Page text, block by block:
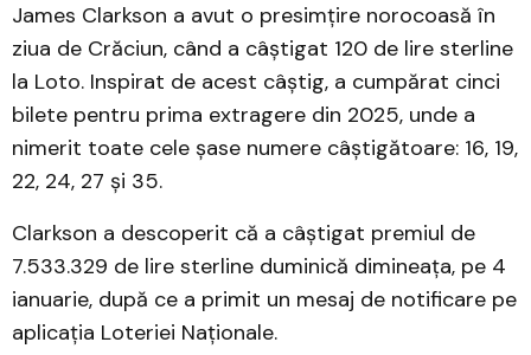
James Clarkson a avut o presimțire norocoasă în
ziua de Crăciun, când a câștigat 120 de lire sterline
la Loto. Inspirat de acest câștig, a cumpărat cinci
bilete pentru prima extragere din 2025, unde a
nimerit toate cele șase numere câștigătoare: 16, 19,
22, 24, 27 și 35.
Clarkson a descoperit că a câștigat premiul de
7.533.329 de lire sterline duminică dimineața, pe 4
ianuarie, după ce a primit un mesaj de notificare pe
aplicația Loteriei Naționale.